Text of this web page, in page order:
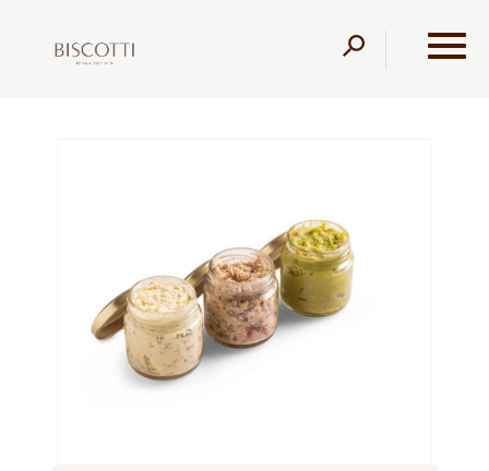
עמוד הבית מיוחדים
סלטים